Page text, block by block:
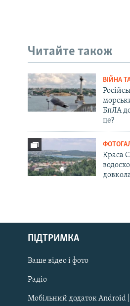
Русский
Qırımtatar
ДОЛУЧАЙСЯ!
Читайте також
ВІЙНА
БпЛА
це?
Краса
ПІДТРИМКА
Ваше відео і фото
Радіо
Мобільний додаток Android